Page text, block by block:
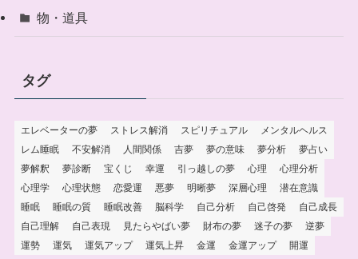
物・道具
タグ
エレベーターの夢 ストレス解消 スピリチュアル
メンタルヘルス
レム睡眠
不安解消 人間関係 吉夢 夢の意味 夢分析
夢占い
夢解釈
夢診断 宝くじ 幸運 引っ越しの夢 心理
心理分析
心理学
心理状態 恋愛運 悪夢 明晰夢 深層心理
潜在意識
睡眠
睡眠の質 睡眠改善 脳科学 自己分析 自己啓発
自己成長
自己理解
自己表現 見たらやばい夢 財布の夢 迷子の夢
逆夢
運勢
運気 運気アップ 運気上昇 金運 金運アップ 開運